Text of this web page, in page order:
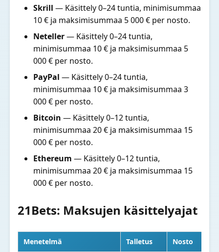
Skrill — Käsittely 0–24 tuntia, minimisummaa
10 € ja maksimisummaa 5 000 € per nosto.
Neteller— Käsittely 0–24 tuntia,
minimisummaa 10 € ja maksimisummaa 5
000 € per nosto.
PayPal — Käsittely 0–24 tuntia,
minimisummaa 10 € ja maksimisummaa 3
000 € per nosto.
Bitcoin — Käsittely 0–12 tuntia,
minimisummaa 20 € ja maksimisummaa 15
000 € per nosto.
Ethereum — Käsittely 0–12 tuntia,
minimisummaa 20 € ja maksimisummaa 15
000 € per nosto.
21Bets: Maksujen käsittelyajat
Menetelmä Talletus Nosto